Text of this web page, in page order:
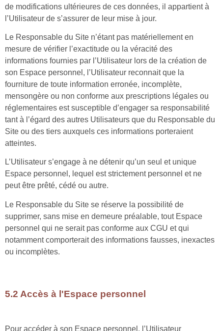
de modifications ultérieures de ces données, il appartient à
l’Utilisateur de s’assurer de leur mise à jour.
Le Responsable du Site n’étant pas matériellement en
mesure de vérifier l’exactitude ou la véracité des
informations fournies par l’Utilisateur lors de la création de
son Espace personnel, l’Utilisateur reconnait que la
fourniture de toute information erronée, incomplète,
mensongère ou non conforme aux prescriptions légales ou
réglementaires est susceptible d’engager sa responsabilité
tant à l’égard des autres Utilisateurs que du Responsable du
Site ou des tiers auxquels ces informations porteraient
atteintes.
L’Utilisateur s’engage à ne détenir qu’un seul et unique
Espace personnel, lequel est strictement personnel et ne
peut être prêté, cédé ou autre.
Le Responsable du Site se réserve la possibilité de
supprimer, sans mise en demeure préalable, tout Espace
personnel qui ne serait pas conforme aux CGU et qui
notamment comporterait des informations fausses, inexactes
ou incomplètes.
5.2 Accès à l'Espace personnel
Pour accéder à son Espace personnel, l’Utilisateur